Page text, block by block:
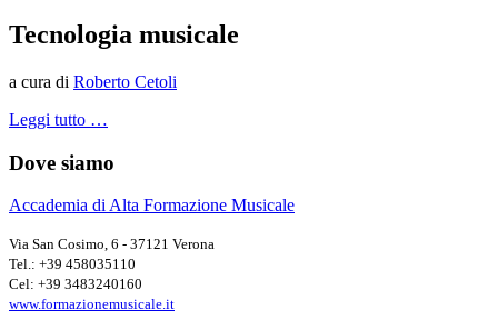
Tecnologia musicale
a cura di Roberto Cetoli
Leggi tutto …
Dove siamo
Accademia di Alta Formazione Musicale
Via San Cosimo, 6 - 37121 Verona
Tel.: +39 458035110
Cel: +39 3483240160
www.formazionemusicale.it